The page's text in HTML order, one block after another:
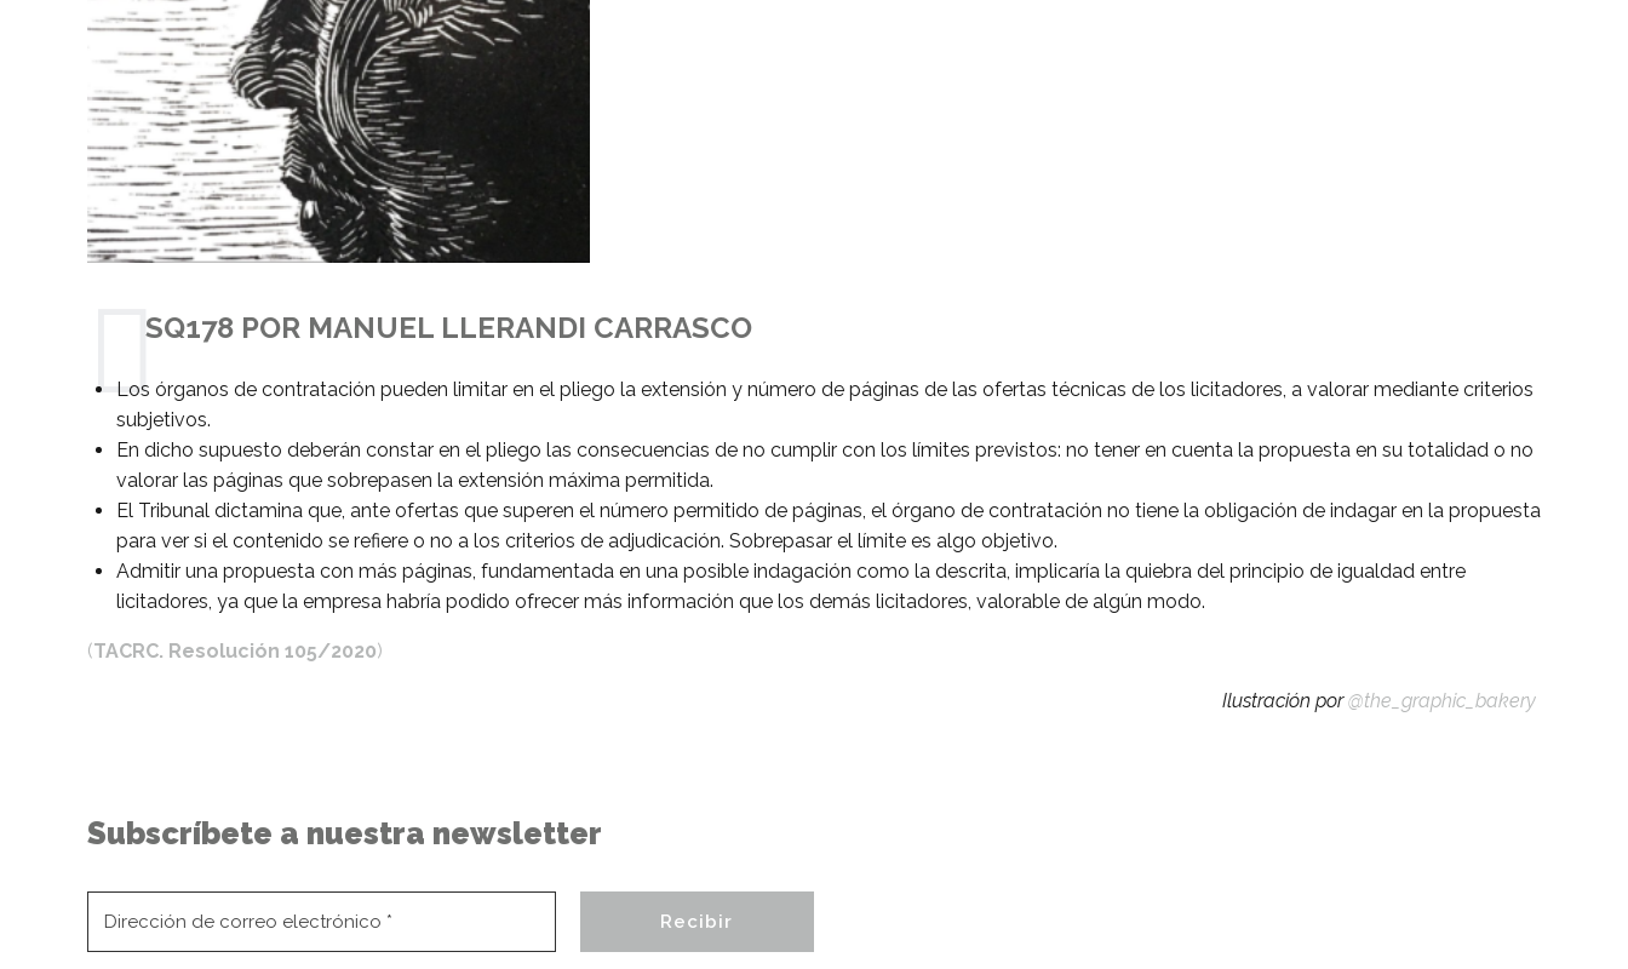
SQ178 POR MANUEL LLERANDI CARRASCO
Los órganos de contratación pueden limitar en el pliego la extensión y número de páginas de las ofertas técnicas de los licitadores, a valorar mediante criterios
subjetivos.
En dicho supuesto deberán constar en el pliego las consecuencias de no cumplir con los límites previstos: no tener en cuenta la propuesta en su totalidad o no
valorar las páginas que sobrepasen la extensión máxima permitida.
El Tribunal dictamina que, ante ofertas que superen el número permitido de páginas, el órgano de contratación no tiene la obligación de indagar en la propuesta
para ver si el contenido se refiere o no a los criterios de adjudicación. Sobrepasar el límite es algo objetivo.
Admitir una propuesta con más páginas, fundamentada en una posible indagación como la descrita, implicaría la quiebra del principio de igualdad entre
licitadores, ya que la empresa habría podido ofrecer más información que los demás licitadores, valorable de algún modo.
(TACRC. Resolución 105/2020)
Ilustración por@the_graphic_bakery
Subscríbete a nuestra newsletter